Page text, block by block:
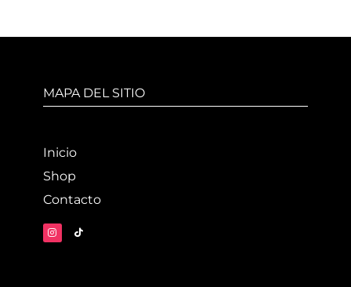
MAPA DEL SITIO
Inicio
Shop
Contacto